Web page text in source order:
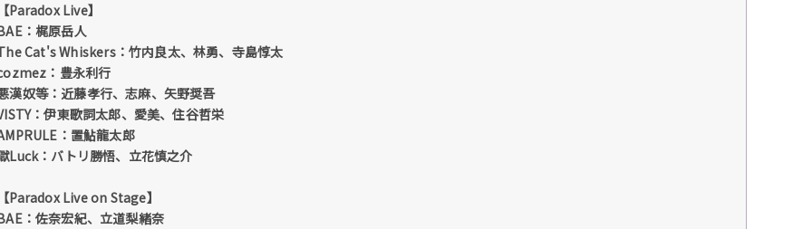
Paradox Live】
：梶原岳人
Cat's Whiskers：竹内良太、林勇、寺島惇太
：豊永利行
漢奴等：近藤孝行、志麻、矢野奨吾
：伊東歌詞太郎、愛美、住谷哲栄
：置鮎龍太郎
Luck：バトリ勝悟、立花慎之介
Paradox Live on Stage】
：佐奈宏紀、立道梨緒奈